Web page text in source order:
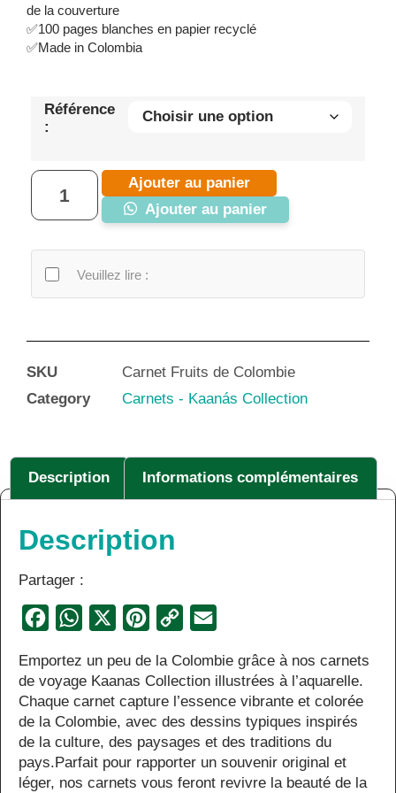
de la couverture
✅100 pages blanches en papier recyclé
✅Made in Colombia
Référence
:
Ajouter au panier
Ajouter au panier
Veuillez lire :
SKU
Carnet Fruits de Colombie
Category
Carnets - Kaanás Collection
Description Informations complémentaires
Description
Partager :
FacebookWhatsApp Pinterest
Copy
Link
Emportez un peu de la Colombie grâce à nos carnets
de voyage Kaanas Collection illustrées à l’aquarelle.
Chaque carnet capture l’essence vibrante et colorée
de la Colombie, avec des dessins typiques inspirés
de la culture, des paysages et des traditions du
pays.Parfait pour rapporter un souvenir original et
léger, nos carnets vous feront revivre la beauté de la